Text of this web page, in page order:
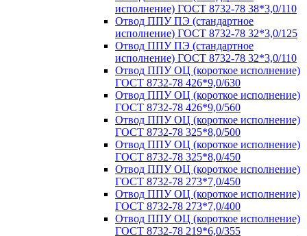
исполнение) ГОСТ 8732-78 38*3,0/110
Отвод ППУ ПЭ (стандартное
исполнение) ГОСТ 8732-78 32*3,0/125
Отвод ППУ ПЭ (стандартное
исполнение) ГОСТ 8732-78 32*3,0/110
Отвод ППУ ОЦ (короткое исполнение)
ГОСТ 8732-78 426*9,0/630
Отвод ППУ ОЦ (короткое исполнение)
ГОСТ 8732-78 426*9,0/560
Отвод ППУ ОЦ (короткое исполнение)
ГОСТ 8732-78 325*8,0/500
Отвод ППУ ОЦ (короткое исполнение)
ГОСТ 8732-78 325*8,0/450
Отвод ППУ ОЦ (короткое исполнение)
ГОСТ 8732-78 273*7,0/450
Отвод ППУ ОЦ (короткое исполнение)
ГОСТ 8732-78 273*7,0/400
Отвод ППУ ОЦ (короткое исполнение)
ГОСТ 8732-78 219*6,0/355